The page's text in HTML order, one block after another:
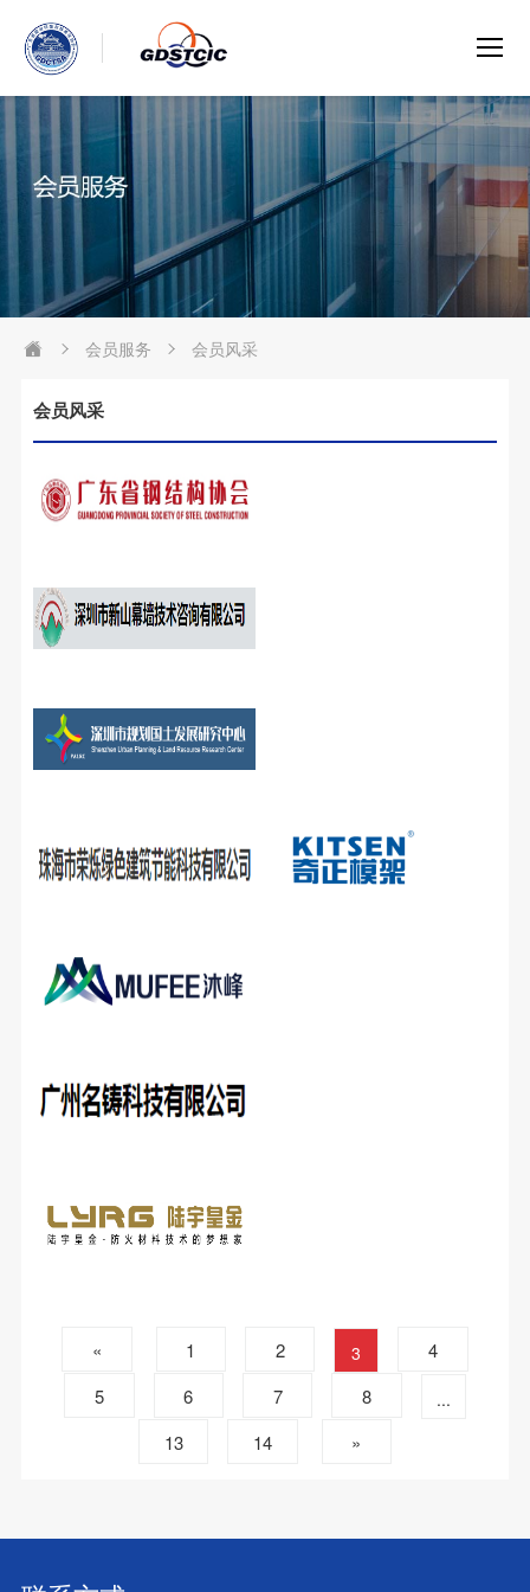
会员服务 会员风采
会员风采
« 1 2 3
4
5
6 7 8 ...
13 14 »